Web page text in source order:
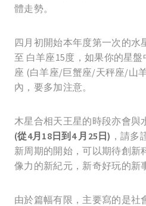
體走勢。
四月初開始本年度第一次的水
至 白羊座15度，如果你的星
座 (白羊座/巨蟹座/天秤座/山
內，要多加注意。
木星合相天王星的時段亦會與
(從4月18日到4 月25日) ，請多
新周期的開始，可以期待創新
像力的新紀元，新奇好玩的新
由於篇幅有限，主要寫的是社